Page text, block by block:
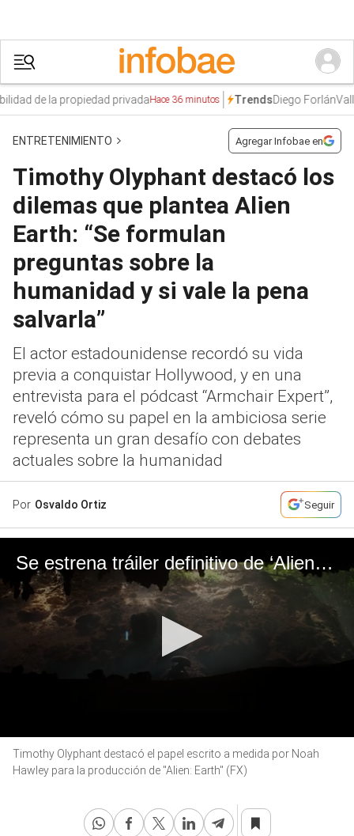
de la propiedad privadaHace 36 minutos TrendsDiego ForlánValle
ENTRETENIMIENTO Agregar Infobae en
Timothy Olyphant destacó los
dilemas que plantea Alien
Earth: “Se formulan
preguntas sobre la
humanidad y si vale la pena
salvarla”
El actor estadounidense recordó su vida
previa a conquistar Hollywood, y en una
entrevista para el pódcast “Armchair Expert”,
reveló cómo su papel en la ambiciosa serie
representa un gran desafío con debates
actuales sobre la humanidad
Por Osvaldo Ortiz Seguir
Se estrena tráiler definitivo de ‘Alien: Earth’, serie televisiva del universo de Ridley Scott.
seconds
Timothy Olyphant destacó el papel escrito a medida por Noah
Hawley para la producción de "Alien: Earth" (FX)